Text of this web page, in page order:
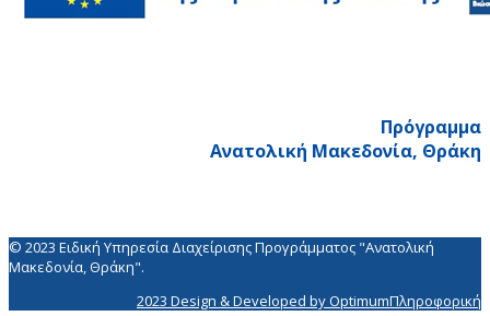
Πρόγραμμα
Ανατολική Μακεδονία, Θράκη
© 2023 Ειδική Υπηρεσία Διαχείρισης Προγράμματος "Ανατολική
Μακεδονία, Θράκη".
2023 Design & Developed by OptimumΠληροφορική